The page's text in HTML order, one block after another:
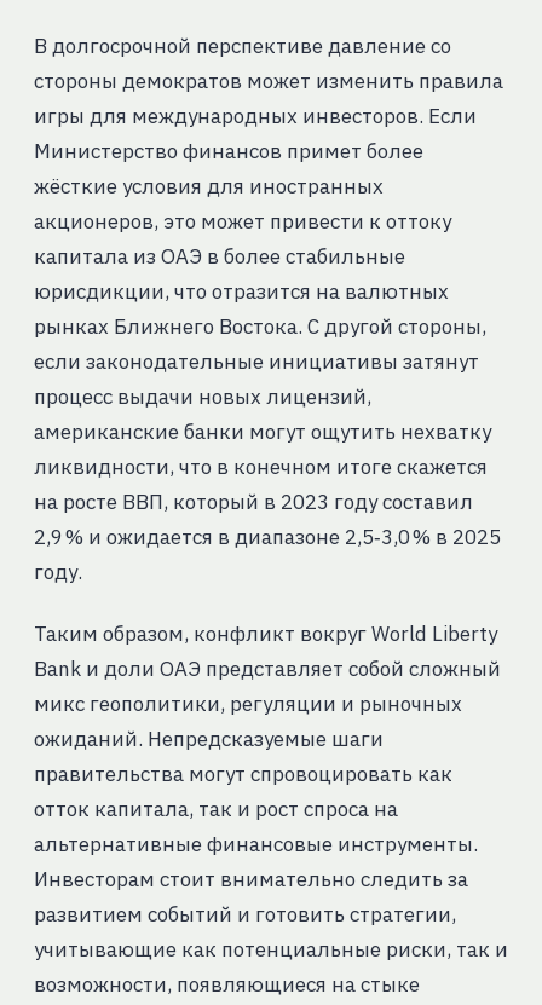
В долгосрочной перспективе давление со
стороны демократов может изменить правила
игры для международных инвесторов. Если
Министерство финансов примет более
жёсткие условия для иностранных
акционеров, это может привести к оттоку
капитала из ОАЭ в более стабильные
юрисдикции, что отразится на валютных
рынках Ближнего Востока. С другой стороны,
если законодательные инициативы затянут
процесс выдачи новых лицензий,
американские банки могут ощутить нехватку
ликвидности, что в конечном итоге скажется
на росте ВВП, который в 2023 году составил
2,9 % и ожидается в диапазоне 2,5‑3,0 % в 2025
году.
Таким образом, конфликт вокруг World Liberty
Bank и доли ОАЭ представляет собой сложный
микс геополитики, регуляции и рыночных
ожиданий. Непредсказуемые шаги
правительства могут спровоцировать как
отток капитала, так и рост спроса на
альтернативные финансовые инструменты.
Инвесторам стоит внимательно следить за
развитием событий и готовить стратегии,
учитывающие как потенциальные риски, так и
возможности, появляющиеся на стыке